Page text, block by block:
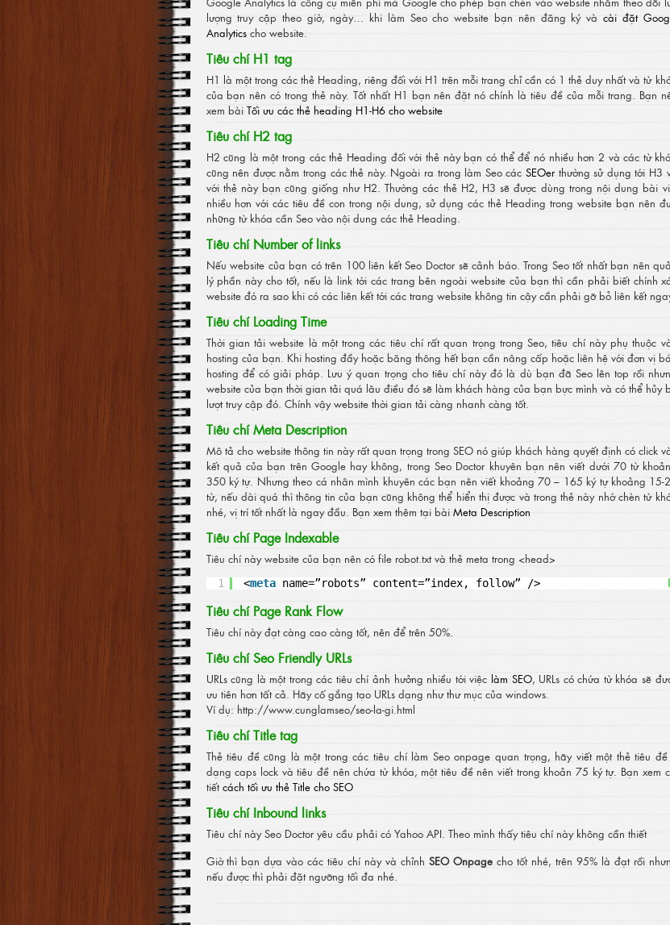
lượng truy cập theo giờ, ngày… khi làm Seo cho website bạn nên đăng ký và cài đặt
Analyticscho website.
Tiêu chí H1 tag
H1 là một trong các thẻ Heading, riêng đối với H1 trên mỗi trang chỉ cần có 1 thẻ duy nhất và từ
của bạn nên có trong thẻ này. Tốt nhất H1 bạn nên đặt nó chính là tiêu đề của mỗi trang. Bạn
xem bài Tối ưu các thẻ heading H1-H6 cho website
Tiêu chí H2 tag
H2 cũng là một trong các thẻ Heading đối với thẻ này bạn có thể để nó nhiều hơn 2 và các từ
cũng nên được nằm trong các thẻ này. Ngoài ra trong làm Seo các SEOerthường sử dụng tới H3
với thẻ này bạn cũng giống như H2. Thường các thẻ H2, H3 sẽ được dùng trong nội dung bài
nhiều hơn với các tiêu đề con trong nội dung, sử dụng các thẻ Heading trong website bạn nên
những từ khóa cần Seo vào nội dung các thẻ Heading.
Tiêu chí Number of links
Nếu website của bạn có trên 100 liên kết Seo Doctor sẽ cảnh báo. Trong Seo tốt nhất bạn nên
lý phần này cho tốt, nếu là link tới các trang bên ngoài website của bạn thì cần phải biết chính
website đó ra sao khi có các liên kết tới các trang website không tin cậy cần phải gỡ bỏ liên kết
Tiêu chí Loading Time
Thời gian tải website là một trong các tiêu chí rất quan trọng trong Seo, tiêu chí này phụ thuộc
hosting của bạn. Khi hosting đầy hoặc băng thông hết bạn cần nâng cấp hoặc liên hệ với đơn vị
hosting để có giải pháp. Lưu ý quan trọng cho tiêu chí này đó là dù bạn đã Seo lên top rồi
website của bạn thời gian tải quá lâu điều đó sẽ làm khách hàng của bạn bực mình và có thể hủy
lượt truy cập đó. Chính vậy website thời gian tải càng nhanh càng tốt.
Tiêu chí Meta Description
Mô tả cho website thông tin này rất quan trọng trong SEO nó giúp khách hàng quyết định có click
kết quả của bạn trên Google hay không, trong Seo Doctor khuyên bạn nên viết dưới 70 từ
350 ký tự. Nhưng theo cá nhân mình khuyên các bạn nên viết khoảng 70 – 165 ký tự khoảng 15-
từ, nếu dài quá thì thông tin của bạn cũng không thể hiển thị được và trong thẻ này nhớ chèn từ
nhé, vị trí tốt nhất là ngay đầu. Bạn xem thêm tại bài Meta Description
Tiêu chí Page Indexable
Tiêu chí này website của bạn nên có file robot.txt và thẻ meta trong <head>
1 <meta name=”robots” content=”index, follow” />
Tiêu chí Page Rank Flow
Tiêu chí này đạt càng cao càng tốt, nên để trên 50%.
Tiêu chí Seo Friendly URLs
URLs cũng là một trong các tiêu chí ảnh hưởng nhiều tới việc làm SEO, URLs có chứa từ khóa sẽ
ưu tiên hơn tất cả. Hãy cố gắng tạo URLs dạng như thư mục của windows.
Ví dụ: http://www.cunglamseo/seo-la-gi.html
Tiêu chí Title tag
Thẻ tiêu đề cũng là một trong các tiêu chí làm Seo onpage quan trọng, hãy viết một thẻ tiêu
dạng caps lock và tiêu đề nên chứa từ khóa, một tiêu đề nên viết trong khoản 75 ký tự. Bạn xem
tiếtcách tối ưu thẻ Title cho SEO
Tiêu chí Inbound links
Tiêu chí này Seo Doctor yêu cầu phải có Yahoo API. Theo mình thấy tiêu chí này không cần thiết
Giờ thì bạn dựa vào các tiêu chí này và chỉnh SEO Onpagecho tốt nhé, trên 95% là đạt rồi
nếu được thì phải đặt ngưỡng tối đa nhé.